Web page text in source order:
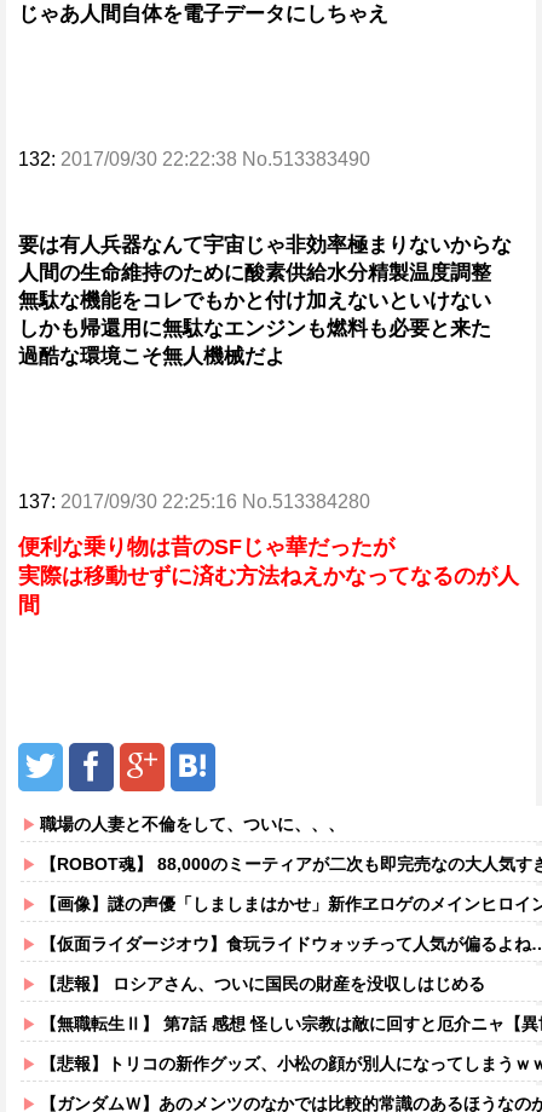
じゃあ人間自体を電子データにしちゃえ
132: 2017/09/30 22:22:38 No.513383490
要は有人兵器なんて宇宙じゃ非効率極まりないからな
人間の生命維持のために酸素供給水分精製温度調整
無駄な機能をコレでもかと付け加えないといけない
しかも帰還用に無駄なエンジンも燃料も必要と来た
過酷な環境こそ無人機械だよ
137: 2017/09/30 22:25:16 No.513384280
便利な乗り物は昔のSFじゃ華だったが
実際は移動せずに済む方法ねえかなってなるのが人
間
職場の人妻と不倫をして、ついに、、、
【ROBOT魂】 88,000のミーティアが二次も即完売なの大人気
【画像】謎の声優「しましまはかせ」新作ヱロゲのメインヒロ
【仮面ライダージオウ】食玩ライドウォッチって人気が偏るよね
【悲報】 ロシアさん、ついに国民の財産を没収しはじめる
【無職転生Ⅱ】 第7話 感想 怪しい宗教は敵に回すと厄介ニャ【
【悲報】トリコの新作グッズ、小松の顔が別人になってしまうｗ
【ガンダムＷ】あのメンツのなかでは比較的常識のあるほうなの